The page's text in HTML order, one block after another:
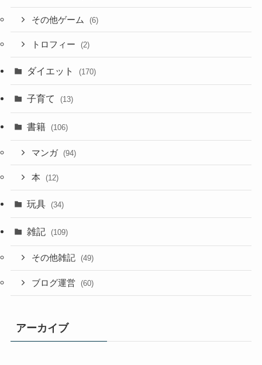
その他ゲーム (6)
トロフィー (2)
ダイエット (170)
子育て (13)
書籍 (106)
マンガ (94)
本 (12)
玩具 (34)
雑記 (109)
その他雑記 (49)
ブログ運営 (60)
アーカイブ